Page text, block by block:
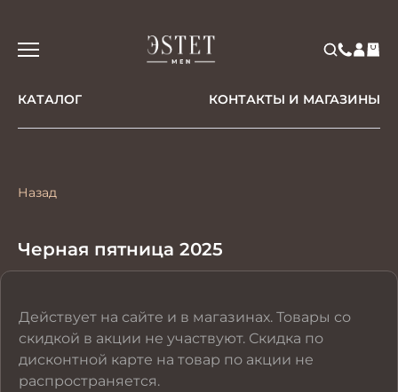
КАТАЛОГ КОНТАКТЫ И МАГАЗИНЫ
Назад
Черная пятница 2025
Действует на сайте и в магазинах. Товары со
скидкой в акции не участвуют. Скидка по
дисконтной карте на товар по акции не
распространяется.